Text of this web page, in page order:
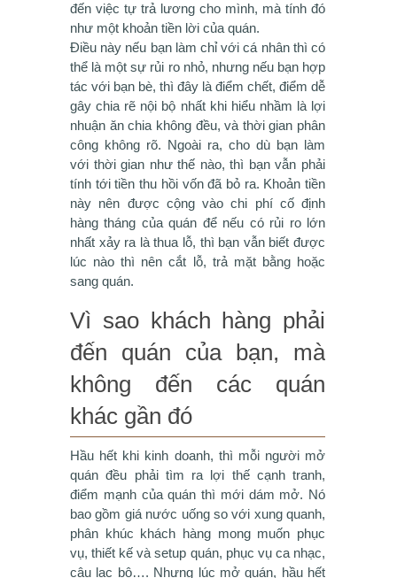
đến việc tự trả lương cho mình, mà tính đó
như một khoản tiền lời của quán.
Điều này nếu bạn làm chỉ với cá nhân thì có
thể là một sự rủi ro nhỏ, nhưng nếu bạn hợp
tác với bạn bè, thì đây là điểm chết, điểm dễ
gây chia rẽ nội bộ nhất khi hiểu nhầm là lợi
nhuận ăn chia không đều, và thời gian phân
công không rõ. Ngoài ra, cho dù bạn làm
với thời gian như thế nào, thì bạn vẫn phải
tính tới tiền thu hồi vốn đã bỏ ra. Khoản tiền
này nên được cộng vào chi phí cố định
hàng tháng của quán để nếu có rủi ro lớn
nhất xảy ra là thua lỗ, thì bạn vẫn biết được
lúc nào thì nên cắt lỗ, trả mặt bằng hoặc
sang quán.
Vì sao khách hàng phải
đến quán của bạn, mà
không đến các quán
khác gần đó
Hầu hết khi kinh doanh, thì mỗi người mở
quán đều phải tìm ra lợi thế cạnh tranh,
điểm mạnh của quán thì mới dám mở. Nó
bao gồm giá nước uống so với xung quanh,
phân khúc khách hàng mong muốn phục
vụ, thiết kế và setup quán, phục vụ ca nhạc,
câu lạc bộ…. Nhưng lúc mở quán, hầu hết